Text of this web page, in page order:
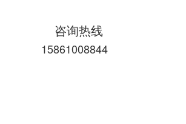
咨询热线
15861008844